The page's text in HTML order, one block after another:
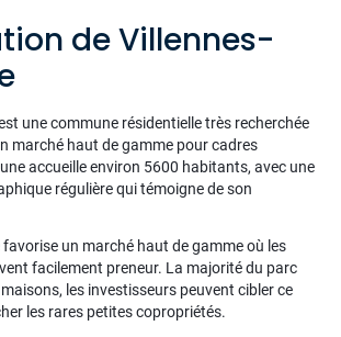
de Villennes-
une commune résidentielle très recherchée
marché haut de gamme pour cadres
accueille environ 5600 habitants, avec une
régulière qui témoigne de son
un marché haut de gamme où les
facilement preneur. La majorité du parc
les investisseurs peuvent cibler ce
les rares petites copropriétés.